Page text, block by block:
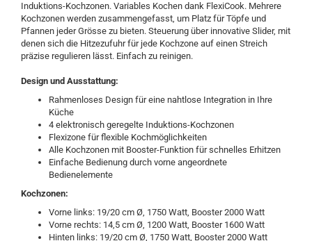
Induktions-Kochzonen. Variables Kochen dank FlexiCook. Mehrere
Kochzonen werden zusammengefasst, um Platz für Töpfe und
Pfannen jeder Grösse zu bieten. Steuerung über innovative Slider, mit
denen sich die Hitzezufuhr für jede Kochzone auf einen Streich
präzise regulieren lässt. Einfach zu reinigen.
Design und Ausstattung:
Rahmenloses Design für eine nahtlose Integration in Ihre
Küche
4 elektronisch geregelte Induktions-Kochzonen
Flexizone für flexible Kochmöglichkeiten
Alle Kochzonen mit Booster-Funktion für schnelles Erhitzen
Einfache Bedienung durch vorne angeordnete
Bedienelemente
Kochzonen:
Vorne links: 19/20 cm Ø, 1750 Watt, Booster 2000 Watt
Vorne rechts: 14,5 cm Ø, 1200 Watt, Booster 1600 Watt
Hinten links: 19/20 cm Ø, 1750 Watt, Booster 2000 Watt